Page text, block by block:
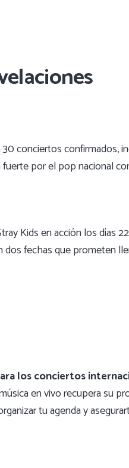
conciertos confirmados,
por el pop nacional
Kids en acción los días
dos fechas que prometen
los conciertos
en vivo recupera su
tu agenda y